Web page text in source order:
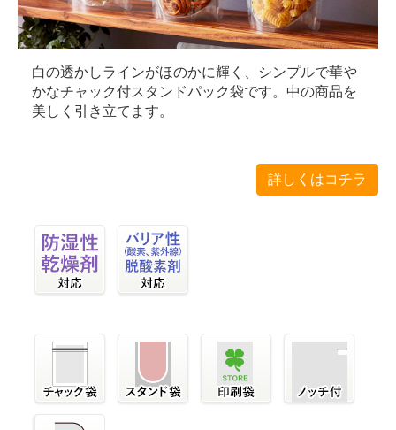
白の透かしラインがほのかに輝く、シンプルで華や
かなチャック付スタンドパック袋です。中の商品を
美しく引き立てます。
詳しくはコチラ